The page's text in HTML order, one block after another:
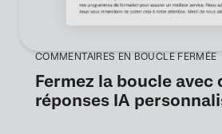
COMMENTAIRES EN BOUCLE FERMÉE
Fermez la boucle avec
réponses IA